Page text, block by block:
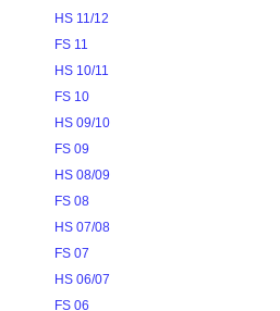
HS 11/12
FS 11
HS 10/11
FS 10
HS 09/10
FS 09
HS 08/09
FS 08
HS 07/08
FS 07
HS 06/07
FS 06